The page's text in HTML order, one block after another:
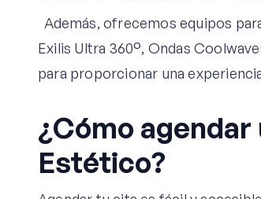
Además, ofrecemos equipos
Exilis Ultra 360°, Ondas
para proporcionar una
¿Cómo
Estético?